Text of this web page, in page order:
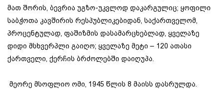
მათ შორის, ბევრია უგზო-უკვლოდ დაკარგულიც; ყოფილი
საბჭოთა კავშირის რესპუბლიკებიდან, საქართველომ,
პროცენტულად, ფაშიზმის დასამარცხებლად, ყველაზე
დიდი მსხვერპლი გაიღო; ყველაზე მეტი – 120 ათასი
ქართველი, ქერჩის ბრძოლებში დაიღუპა.
მეორე მსოფლიო ომი, 1945 წლის 8 მაისს დასრულდა.